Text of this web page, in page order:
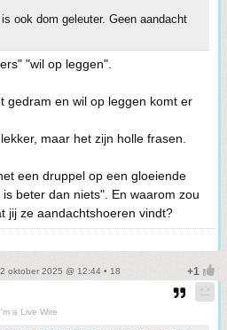
ook dom geleuter. Geen aandacht
"wil op leggen".
gedram en wil op leggen komt er
maar het zijn holle frasen.
een druppel op een gloeiende
beter dan niets". En waarom zou
jij ze aandachtshoeren vindt?
oktober 2025 @ 12:44 • 18
I'm a Live Wire